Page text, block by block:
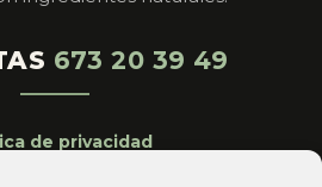
673 20 39 49
de privacidad